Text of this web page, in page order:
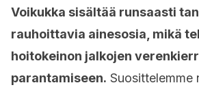
Voikukka sisältää runsaasti
rauhoittavia ainesosia, mikä
hoitokeinon jalkojen
parantamiseen. Suosittelemme